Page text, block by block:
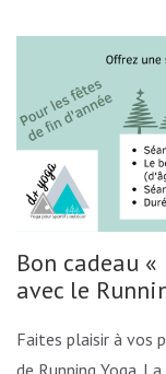
Bon cadeau
avec le
Faites plaisir à vos